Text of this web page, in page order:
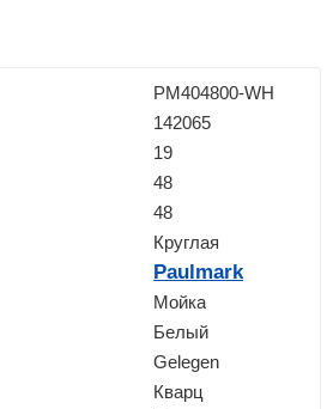
PM404800-WH
142065
19
48
48
Круглая
Paulmark
Мойка
Белый
Gelegen
Кварц